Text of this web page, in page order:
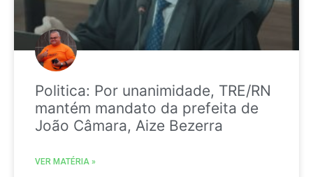
Politica: Por unanimidade, TRE/RN
mantém mandato da prefeita de
João Câmara, Aize Bezerra
VER MATÉRIA »